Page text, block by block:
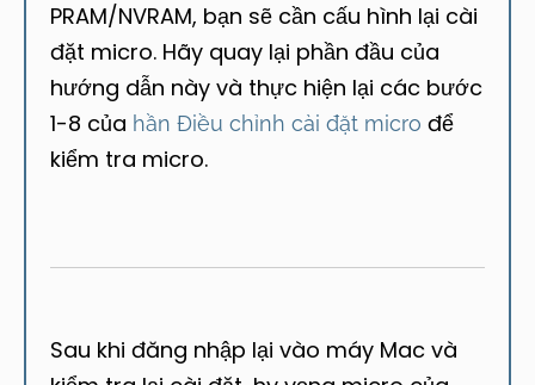
PRAM/NVRAM, bạn sẽ cần cấu hình lại cài
đặt micro. Hãy quay lại phần đầu của
hướng dẫn này và thực hiện lại các bước
1-8 của hần Điều chỉnh cài đặt micro để
kiểm tra micro.
Sau khi đăng nhập lại vào máy Mac và